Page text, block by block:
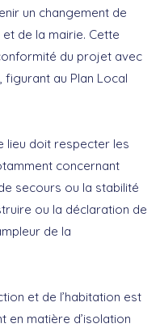
un changement de
de la mairie. Cette
du projet avec
figurant au Plan Local
lieu doit respecter les
concernant
secours ou la stabilité
ou la déclaration de
de la
et de l’habitation est
en matière d’isolation